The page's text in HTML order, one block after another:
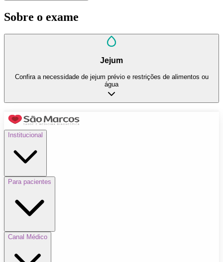
Sobre o exame
Jejum
Confira a necessidade de jejum prévio e restrições de alimentos ou
água
Institucional
Para pacientes
Canal Médico